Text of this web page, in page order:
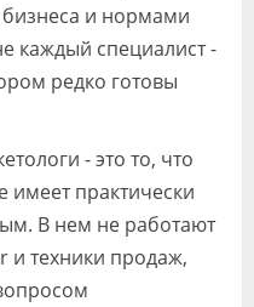
и нормами
каждый специалист -
редко готовы
- это то, что
имеет практически
В нем не работают
и техники продаж,